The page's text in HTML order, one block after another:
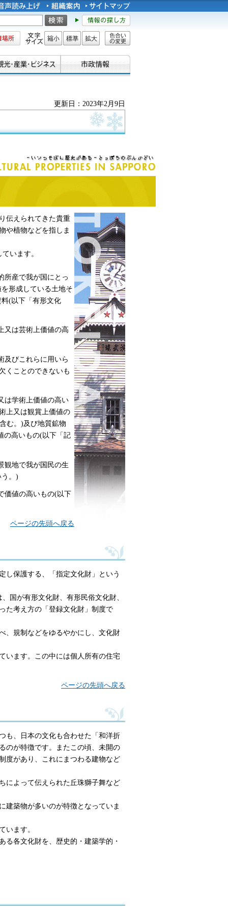
文字サイズ
縮小 標準 拡大
色合い
更新日：2023年2月9日
伝えられてきた貴重
や植物などを指しま
います。
所産で我が国にとっ
形成している土地そ
(以下「有形文化
又は芸術上価値の高
及びこれらに用いら
くことのできないも
は学術上価値の高い
上又は観賞上価値の
む。)及び地質鉱物
の高いもの(以下「記
観地で我が国民の生
。)
価値の高いもの(以下
ページの先頭へ戻る
し保護する、「指定文化財」という
国が有形文化財、有形民俗文化財、
た考え方の「登録文化財」制度で
、規制などをゆるやかにし、文化財
います。この中には個人所有の住宅
ページの先頭へ戻る
も、日本の文化も合わせた「和洋折
のが特徴です。またこの頃、未開の
度があり、これにまつわる建物など
によって伝えられた丘珠獅子舞など
建築物が多いのが特徴となっていま
います。
各文化財を、歴史的・建築学的・